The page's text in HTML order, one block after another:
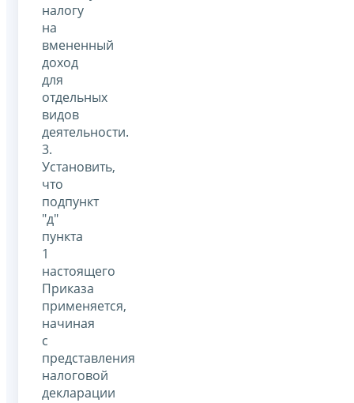
налогу
на
вмененный
доход
для
отдельных
видов
деятельности.
3.
Установить,
что
подпункт
"д"
пункта
1
настоящего
Приказа
применяется,
начиная
с
представления
налоговой
декларации